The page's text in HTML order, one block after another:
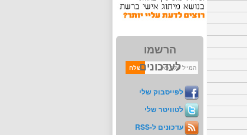
הרשמו
לעדכונים
לפייסבוק שלי
לטוויטר שלי
עדכונים ל-RSS